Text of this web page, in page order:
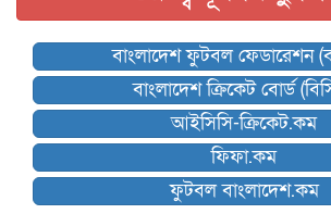
কিংস অ্যারেনায় ফাইনাল খেলবে না
কিউট-ডিআরইউ দাবায় মোরসালিন চ্যাম্পিয়ন
ব্রাদার্সকে হারিয়ে ফাইনালে মোহামেডান
নেইমারকে নিয়েই বিশ্বকাপে ব্রাজিলের
আর্জেন্টিনার ৫৫ সদস্যের প্রাথমিক দল ঘোষণা
বাংলাদেশ ফুটবল ফেডারেশন
বাংলাদেশ ক্রিকেট বোর্ড
আইসিসি-ক্রিকেট.কম
ফিফা.কম
ফুটবল বাংলাদেশ.কম